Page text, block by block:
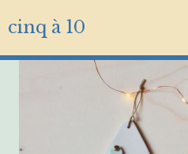
cinq à 10